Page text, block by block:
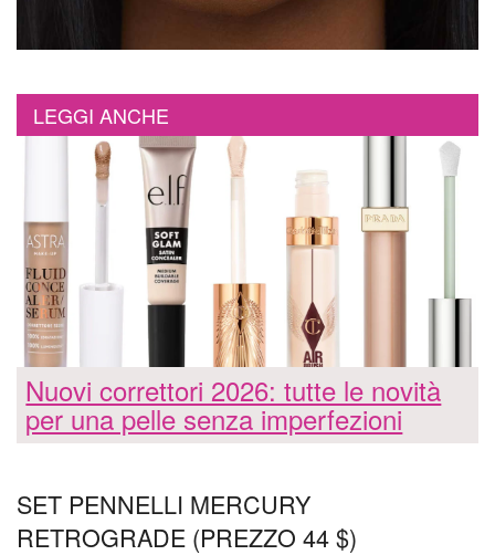
LEGGI ANCHE
Nuovi correttori 2026: tutte le novità
per una pelle senza imperfezioni
SET PENNELLI MERCURY
RETROGRADE (PREZZO 44 $)